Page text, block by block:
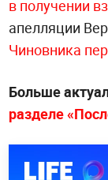
в получении
апелляции
Чиновника
Больше
разделе